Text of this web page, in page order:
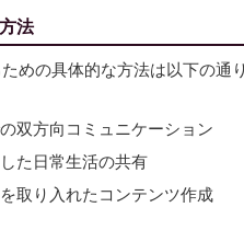
法
めの具体的な方法は以下の通り
双方向コミュニケーション
た日常生活の共有
取り入れたコンテンツ作成